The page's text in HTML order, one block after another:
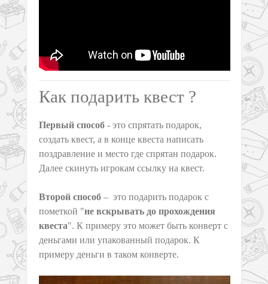
Как подарить квест ?
Первый способ - это спрятать подарок,
создать квест, а в конце квеста написать
поздравление и место где спрятан подарок.
Далее скинуть игрокам ссылку на квест.
Второй способ – это подарить подарок с
пометкой "не вскрывать до прохождения
квеста". К примеру это может быть конверт с
деньгами или упакованный подарок. К
примеру деньги в таком конверте.